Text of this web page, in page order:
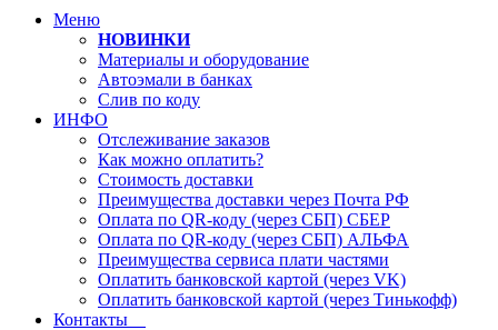
Меню
НОВИНКИ
Материалы и оборудование
Автоэмали в банках
Слив по коду
ИНФО
Отслеживание заказов
Как можно оплатить?
Стоимость доставки
Преимущества доставки через Почта РФ
Оплата по QR-коду (через СБП) СБЕР
Оплата по QR-коду (через СБП) АЛЬФА
Преимущества сервиса плати частями
Оплатить банковской картой (через VK)
Оплатить банковской картой (через Тинькофф)
Контакты